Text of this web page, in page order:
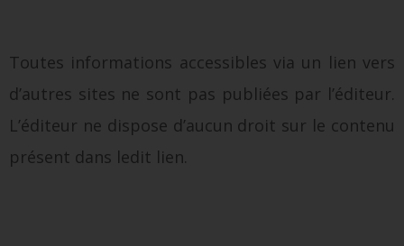
Toutes informations accessibles via un lien vers
d’autres sites ne sont pas publiées par l’éditeur.
L’éditeur ne dispose d’aucun droit sur le contenu
présent dans ledit lien.